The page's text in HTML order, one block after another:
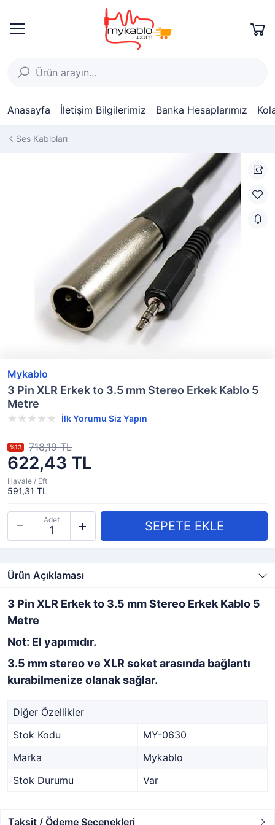
Anasayfa İletişim Bilgilerimiz Banka Hesaplarımız
Ses Kabloları
Mykablo
3 Pin XLR Erkek to 3.5 mm Stereo Erkek Kablo 5
Metre
İlk Yorumu Siz Yapın
622,43 TL
%13 718,19 TL
Havale / Eft
591,31 TL
Adet
Ürün Açıklaması
3 Pin XLR Erkek to 3.5 mm Stereo Erkek Kablo 5
Metre
Not: El yapımıdır.
3.5 mm stereo ve XLR soket arasında bağlantı
kurabilmenize olanak sağlar.
Diğer Özellikler
Stok Kodu
MY-0630
Marka
Mykablo
Stok Durumu
Var
Taksit / Ödeme Seçenekleri